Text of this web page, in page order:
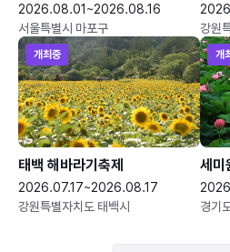
2026.08.01~2026.08.16
서울특별시 마포구
강원
개최중
태백 해바라기축제
2026.07.17~2026.08.17
강원특별자치도 태백시
개
세미
경기